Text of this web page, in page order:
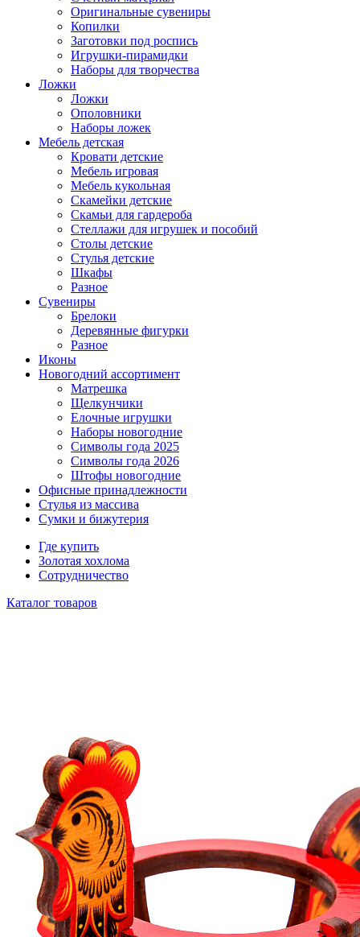
Оригинальные сувениры
Копилки
Заготовки под роспись
Игрушки-пирамидки
Наборы для творчества
Ложки
Ложки
Ополовники
Наборы ложек
Мебель детская
Кровати детские
Мебель игровая
Мебель кукольная
Скамейки детские
Скамьи для гардероба
Стеллажи для игрушек и пособий
Столы детские
Стулья детские
Шкафы
Разное
Сувениры
Брелоки
Деревянные фигурки
Разное
Иконы
Новогодний ассортимент
Матрешка
Щелкунчики
Елочные игрушки
Наборы новогодние
Символы года 2025
Символы года 2026
Штофы новогодние
Офисные принадлежности
Стулья из массива
Сумки и бижутерия
Где купить
Золотая хохлома
Сотрудничество
Каталог товаров